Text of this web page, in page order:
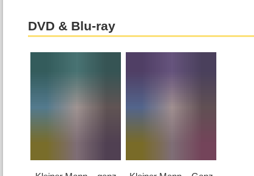
DVD & Blu-ray